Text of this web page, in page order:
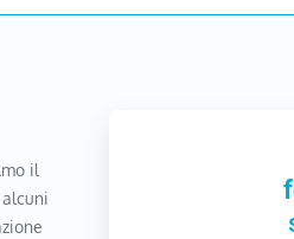
il